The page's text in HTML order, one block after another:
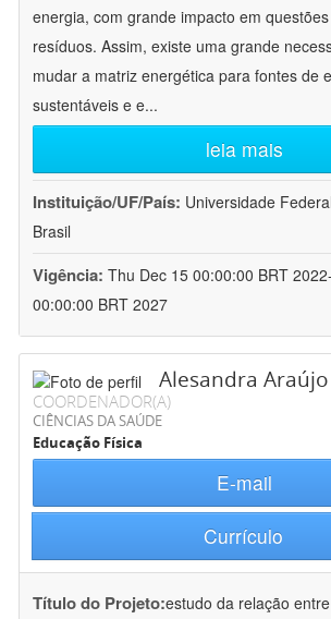
energia, com grande impacto em
resíduos. Assim, existe uma grande
mudar a matriz energética para fontes de
sustentáveis e e...
leia mais
Instituição/UF/País: Universidade
Brasil
Vigência: Thu Dec 15 00:00:00 BRT
00:00:00 BRT 2027
Alesandra Araújo
COORDENADOR(A)
CIÊNCIAS DA SAÚDE
Educação Física
E-mail
Currículo
Título do Projeto:estudo da relação